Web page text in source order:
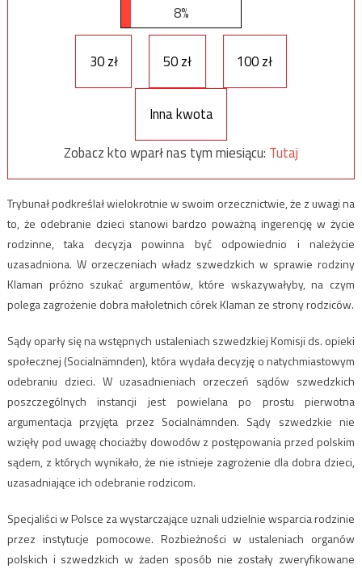
8%
30 zł 50 zł 100 zł
Inna kwota
Zobacz kto wparł nas tym miesiącu: Tutaj
Trybunał podkreślał wielokrotnie w swoim orzecznictwie, że z uwagi na
to, że odebranie dzieci stanowi bardzo poważną ingerencję w życie
rodzinne, taka decyzja powinna być odpowiednio i należycie
uzasadniona. W orzeczeniach władz szwedzkich w sprawie rodziny
Klaman próżno szukać argumentów, które wskazywałyby, na czym
polega zagrożenie dobra małoletnich córek Klaman ze strony rodziców.
Sądy oparły się na wstępnych ustaleniach szwedzkiej Komisji ds. opieki
społecznej (Socialnämnden), która wydała decyzję o natychmiastowym
odebraniu dzieci. W uzasadnieniach orzeczeń sądów szwedzkich
poszczególnych instancji jest powielana po prostu pierwotna
argumentacja przyjęta przez Socialnämnden. Sądy szwedzkie nie
wzięły pod uwagę chociażby dowodów z postępowania przed polskim
sądem, z których wynikało, że nie istnieje zagrożenie dla dobra dzieci,
uzasadniające ich odebranie rodzicom.
Specjaliści w Polsce za wystarczające uznali udzielnie wsparcia rodzinie
przez instytucje pomocowe. Rozbieżności w ustaleniach organów
polskich i szwedzkich w żaden sposób nie zostały zweryfikowane